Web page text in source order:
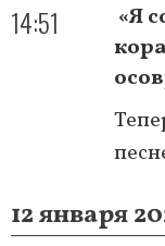
14:51
«Я
12 января